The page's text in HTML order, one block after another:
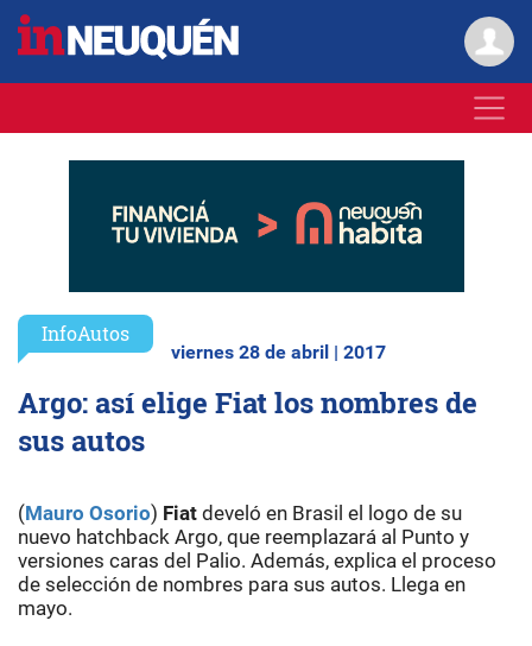
InfoAutos
viernes 28 de abril | 2017
Argo: así elige Fiat los nombres de
sus autos
(Mauro Osorio) Fiat develó en Brasil el logo de su
nuevo hatchback Argo, que reemplazará al Punto y
versiones caras del Palio. Además, explica el proceso
de selección de nombres para sus autos. Llega en
mayo.